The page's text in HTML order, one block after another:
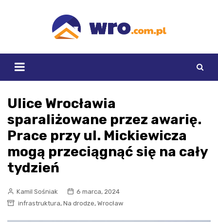
Ulice Wrocławia
sparaliżowane przez awarię.
Prace przy ul. Mickiewicza
mogą przeciągnąć się na cały
tydzień
Kamil Sośniak
6 marca, 2024
infrastruktura, Na drodze, Wrocław